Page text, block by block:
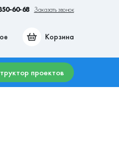
60-68 Заказать звонок
Корзина
Столы
проектов